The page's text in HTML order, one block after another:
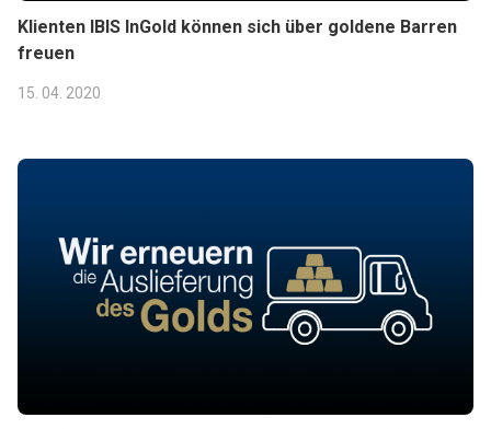
Klienten IBIS InGold können sich über goldene Barren
freuen
15. 04. 2020